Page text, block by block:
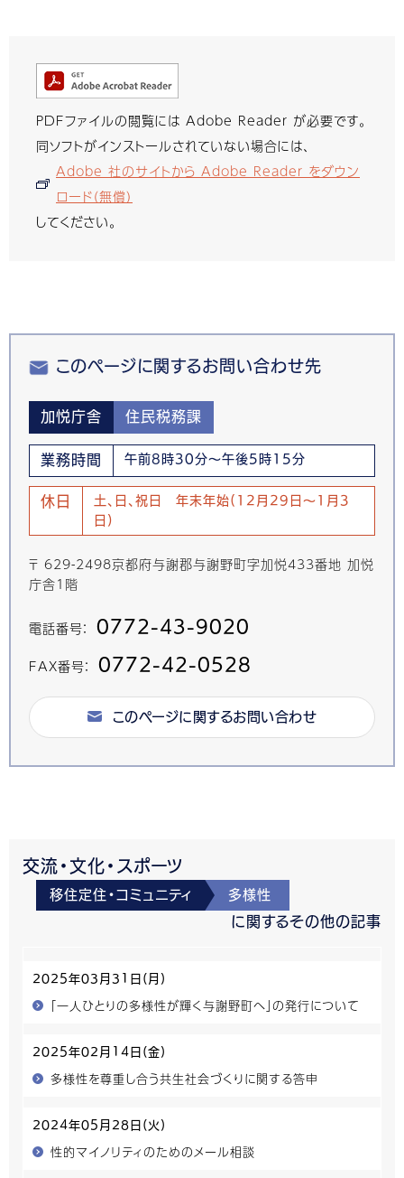
PDFファイルの閲覧には Adobe Reader が必要です。
同ソフトがインストールされていない場合には、
Adobe 社のサイトから Adobe Reader をダウン
ロード（無償）
してください。
このページに関するお問い合わせ先
加悦庁舎 住民税務課
業務時間 午前8時30分～午後5時15分
休日
土、日、祝日 年末年始(12月29日～1月3
日)
〒 629-2498京都府与謝郡与謝野町字加悦433番地 加悦
庁舎1階
電話番号： 0772-43-9020
FAX番号： 0772-42-0528
このページに関するお問い合わせ
交流・文化・スポーツ
移住定住・コミュニティ 多様性
に関するその他の記事
2025年03月31日(月)
「一人ひとりの多様性が輝く与謝野町へ」の発行について
2025年02月14日(金)
多様性を尊重し合う共生社会づくりに関する答申
2024年05月28日(火)
性的マイノリティのためのメール相談